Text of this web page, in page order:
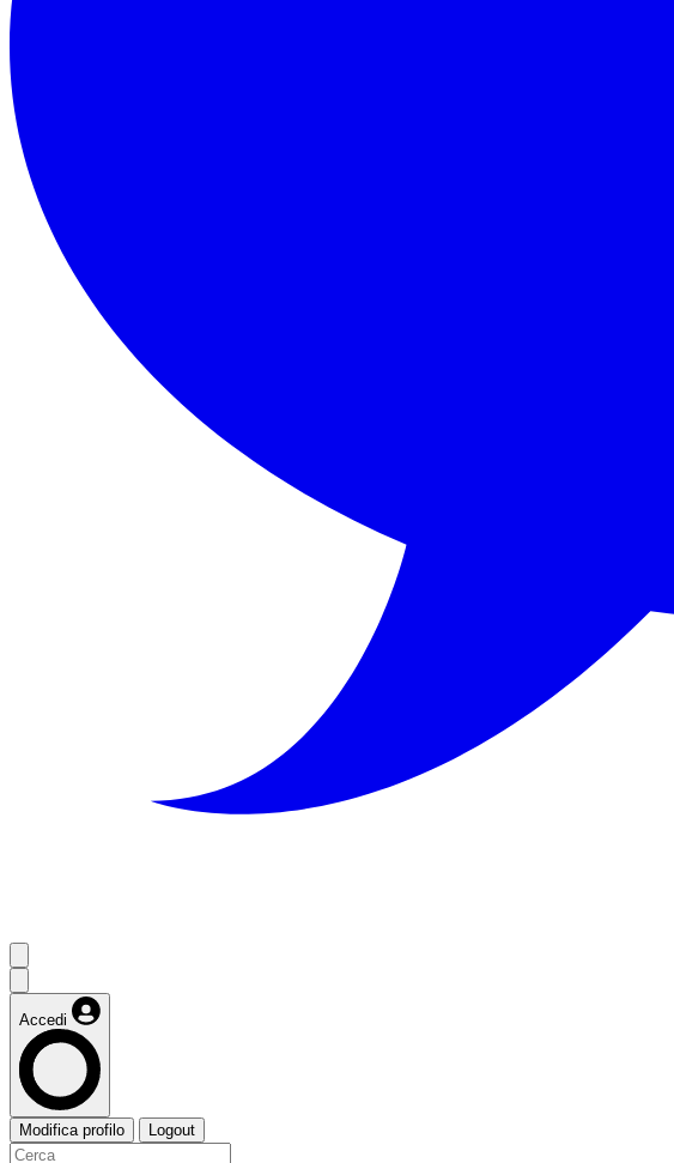
Accedi
Modifica profilo Logout